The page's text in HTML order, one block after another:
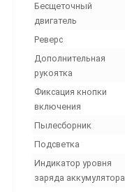
Бесщеточный
двигатель
Реверс
Дополнительная
рукоятка
Фиксация кнопки
включения
Пылесборник
Подсветка
Индикатор уровня
заряда аккумулятора